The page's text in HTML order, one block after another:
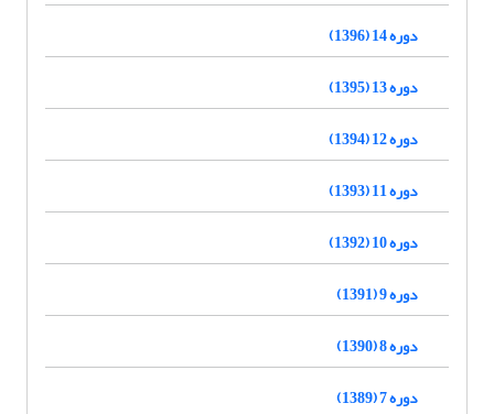
دوره 14 (1396)
دوره 13 (1395)
دوره 12 (1394)
دوره 11 (1393)
دوره 10 (1392)
دوره 9 (1391)
دوره 8 (1390)
دوره 7 (1389)